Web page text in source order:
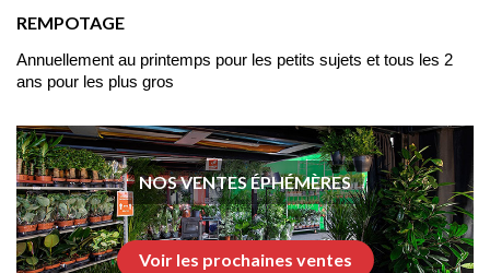
REMPOTAGE
Annuellement au printemps pour les petits sujets et tous les 2
ans pour les plus gros
NOS VENTES ÉPHÉMÈRES
Voir les prochaines ventes